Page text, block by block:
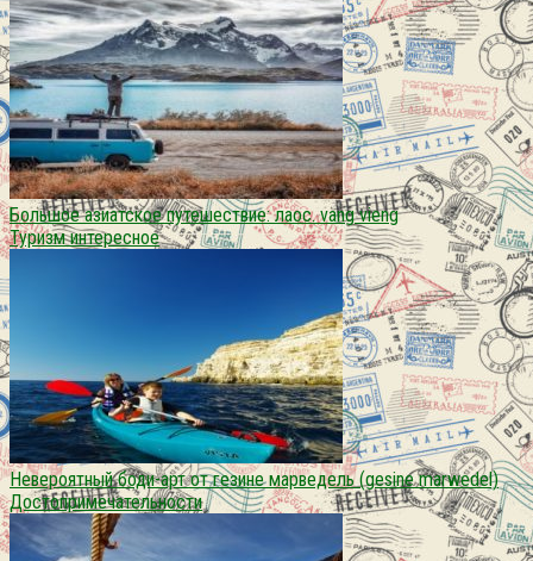
Большое азиатское путешествие: лаос. vang vieng
Туризм интересное
Невероятный боди-арт от гезине марведель (gesine marwedel)
Достопримечательности